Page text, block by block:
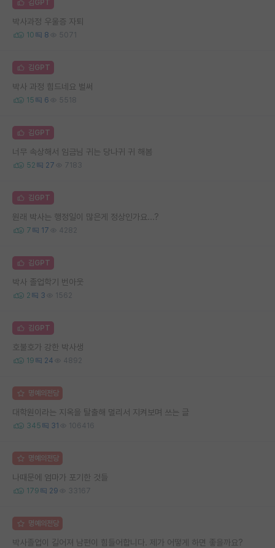
김GPT
박사과정 우울증 자퇴
10 8 5071
김GPT
박사 과정 힘드네요 벌써
15 6 5518
김GPT
너무 속상해서 임금님 귀는 당나귀 귀 해봄
52 27 7183
김GPT
원래 박사는 행정일이 많은게 정상인가요...?
7 17 4282
김GPT
박사 졸업학기 번아웃
2 3 1562
김GPT
호불호가 강한 박사생
19 24 4892
명예의전당
대학원이라는 지옥을 탈출해 멀리서 지켜보며 쓰는 글
345 31 106416
명예의전당
나때문에 엄마가 포기한 것들
179 29 33167
명예의전당
박사졸업이 길어져 남편이 힘들어합니다. 제가 어떻게 하면 좋을까요?